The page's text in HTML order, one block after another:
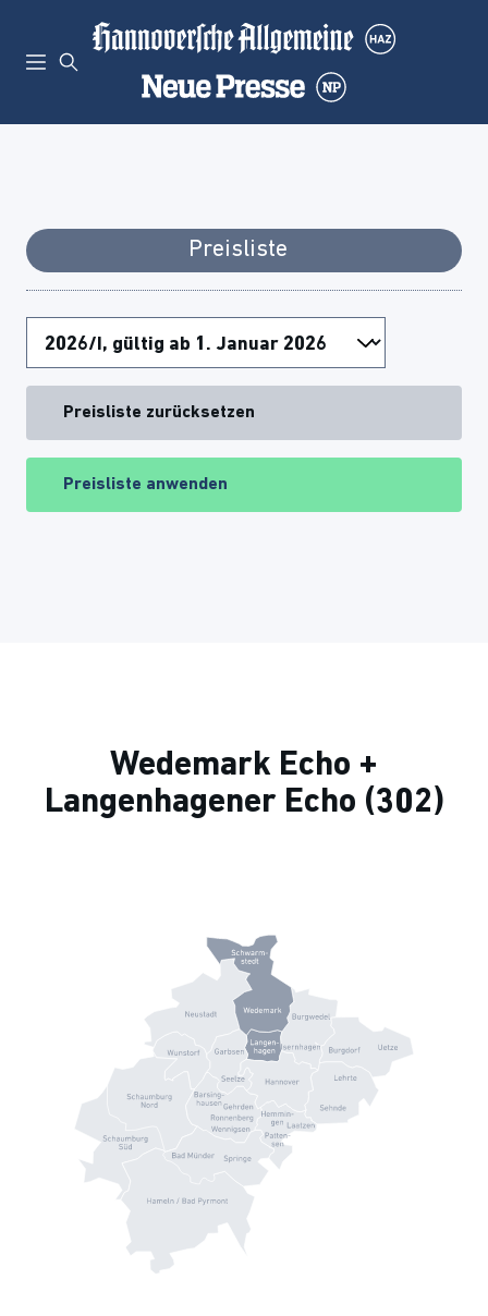
Preisliste
Preisliste zurücksetzen
Preisliste anwenden
Wedemark Echo +
Langenhagener Echo (302)